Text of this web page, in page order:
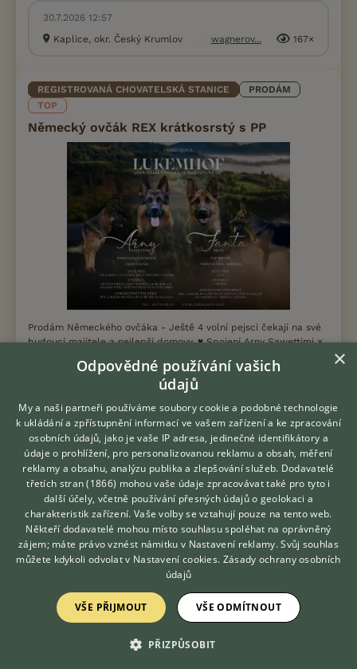
30.7.2026 12:57
Kaplice, okr. Český Krumlov
wagnerov... 167×
REGISTROVANÁ CHOVATELSKÁ STANICE
PRODÁM
TOP
Německý ovčák REX krátkosrstý s PP
Prodám Německého ovčáka - Ještě 4 volní pejsci čekají na své
budoucí majitele a nejlepší domovy. ♥️ Spojení Arny Sawettimi ×
sport, výcvik i...
31.7.2026 20:31
Velemín, okr. Litoměřice
luwis 118×
Zobrazit více inzerátů (40)
DISKUSE O NĚMECKÉM OVČÁKOVI
Téma
Jak odnaučit štěně "útočit" na děti
Hledáte zvířecího kamaráda?
Zdarma vám poradí
VETERINÁŘ ONLINE
KONZULTOVAT S
VETERINÁŘEM
×
Odpovědné používání vašich
údajů
My a naši partneři používáme soubory cookie a podobné technologie
k ukládání a zpřístupnění informací ve vašem zařízení a ke zpracování
osobních údajů, jako je vaše IP adresa, jedinečné identifikátory a
údaje o prohlížení, pro personalizovanou reklamu a obsah, měření
reklamy a obsahu, analýzu publika a zlepšování služeb. Dodavatelé
třetích stran (1866) mohou vaše údaje zpracovávat také pro tyto i
další účely, včetně používání přesných údajů o geolokaci a
charakteristik zařízení. Vaše volby se vztahují pouze na tento web.
Někteří dodavatelé mohou místo souhlasu spoléhat na oprávněný
zájem; máte právo vznést námitku v Nastavení reklamy. Svůj souhlas
můžete kdykoli odvolat v Nastavení cookies. Zásady ochrany osobních
údajů
VŠE PŘIJMOUT VŠE ODMÍTNOUT
PŘIZPŮSOBIT